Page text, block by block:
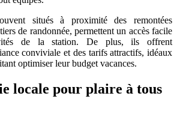
situés à proximité des remontées
de randonnée, permettent un accès facile
de la station. De plus, ils offrent
conviviale et des tarifs attractifs, idéaux
optimiser leur budget vacances.
locale pour plaire à tous